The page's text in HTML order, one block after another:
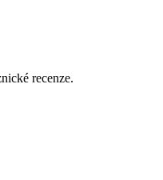
recenze.